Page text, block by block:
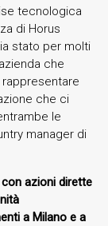
tecnologica
di Horus
stato per molti
che
che ci
le
manager di
azioni dirette
a Milano e a